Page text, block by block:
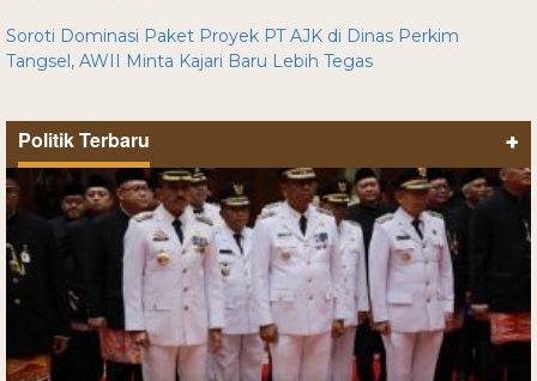
Soroti Dominasi Paket Proyek PT AJK di Dinas Perkim
Tangsel, AWII Minta Kajari Baru Lebih Tegas
Politik Terbaru +